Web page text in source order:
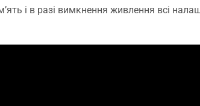
і в разі вимкнення живлення всі